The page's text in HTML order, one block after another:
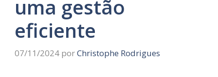
uma gestão
eficiente
07/11/2024 porChristophe Rodrigues